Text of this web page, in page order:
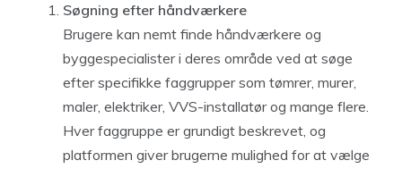
Søgning efter håndværkere
Brugere kan nemt finde håndværkere og
byggespecialister i deres område ved at søge
efter specifikke faggrupper som tømrer, murer,
maler, elektriker, VVS-installatør og mange flere.
Hver faggruppe er grundigt beskrevet, og
platformen giver brugerne mulighed for at vælge